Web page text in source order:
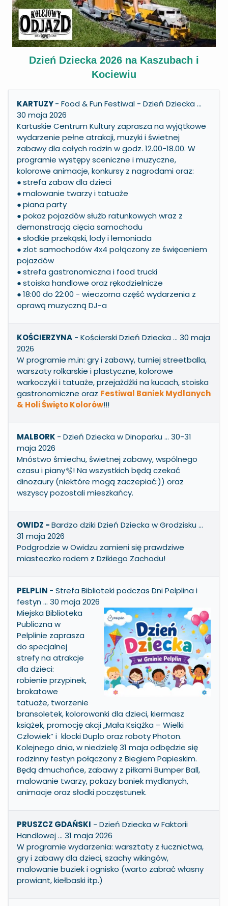
Dzień Dziecka 2026 na Kaszubach i
Kociewiu
KARTUZY- Food & Fun Festiwal - Dzień Dziecka …
30 maja 2026
Kartuskie Centrum Kultury zaprasza na wyjątkowe
wydarzenie pełne atrakcji, muzyki i świetnej
zabawy dla całych rodzin w godz. 12.00-18.00. W
programie występy sceniczne i muzyczne,
kolorowe animacje, konkursy z nagrodami oraz:
●strefa zabaw dla dzieci
●malowanie twarzy i tatuaże
●piana party
●pokaz pojazdów służb ratunkowych wraz z
demonstracją cięcia samochodu
●słodkie przekąski, lody i lemoniada
● zlot samochodów 4x4 połączony ze święceniem
pojazdów
●strefa gastronomiczna i food trucki
●stoiska handlowe oraz rękodzielnicze
●18:00 do 22:00 - wieczorna część wydarzenia z
oprawą muzyczną DJ-a
KOŚCIERZYNA - Kościerski Dzień Dziecka … 30 maja
2026
W programie m.in: gry i zabawy, turniej streetballa,
warszaty rolkarskie i plastyczne, kolorowe
warkoczyki i tatuaże, przejażdżki na kucach, stoiska
gastronomiczne oraz Festiwal Baniek Mydlanych
& Holi Święto Kolorów!!!
MALBORK - Dzień Dziecka w Dinoparku … 30-31
maja 2026
Mnóstwo śmiechu, świetnej zabawy, wspólnego
czasu i piany🫧! Na wszystkich będą czekać
dinozaury (niektóre mogą zaczepiać:)) oraz
wszyscy pozostali mieszkańcy.
OWIDZ -Bardzo dziki Dzień Dziecka w Grodzisku …
31 maja 2026
Podgrodzie w Owidzu zamieni się prawdziwe
miasteczko rodem z Dzikiego Zachodu!
PELPLIN - Strefa Biblioteki podczas Dni Pelplina i
festyn … 30 maja 2026
Miejska Biblioteka
Publiczna w
Pelplinie zaprasza
do specjalnej
strefy na atrakcje
dla dzieci:
robienie przypinek,
brokatowe
tatuaże, tworzenie
bransoletek, kolorowanki dla dzieci, kiermasz
książek, promocję akcji „Mała Książka – Wielki
Człowiek” i klocki Duplo oraz roboty Photon.
Kolejnego dnia, w niedzielę 31 maja odbędzie się
rodzinny festyn połączony z Biegiem Papieskim.
Będą dmuchańce, zabawy z piłkami Bumper Ball,
malowanie twarzy, pokazy baniek mydlanych,
animacje oraz słodki poczęstunek.
PRUSZCZ GDAŃSKI - Dzień Dziecka w Faktorii
Handlowej … 31 maja 2026
W programie wydarzenia: warsztaty z łucznictwa,
gry i zabawy dla dzieci, szachy wikingów,
malowanie buziek i ognisko (warto zabrać własny
prowiant, kiełbaski itp.)